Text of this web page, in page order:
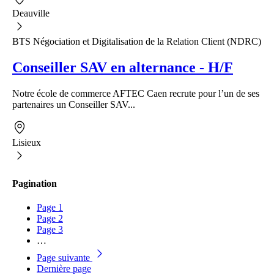
Deauville
BTS Négociation et Digitalisation de la Relation Client (NDRC)
Conseiller SAV en alternance - H/F
Notre école de commerce AFTEC Caen recrute pour l’un de ses
partenaires un Conseiller SAV...
Lisieux
Pagination
Page 1
Page 2
Page 3
…
Page suivante
Dernière page